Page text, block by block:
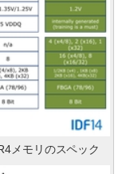
メモリのスペック